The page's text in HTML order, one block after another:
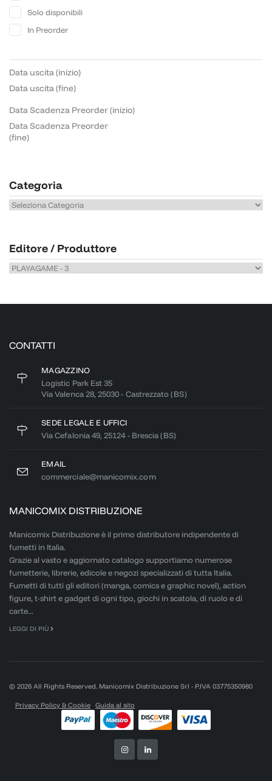
Solo disponibili
In Preorder
Data uscita (inizio)
Data uscita (fine)
Data Scadenza Preorder (inizio)
Data Scadenza Preorder
(fine)
Categoria
Editore / Produttore
CONTATTI
MAGAZZINO
Logistic Park Est 35
Via Valenca 28, 25030 - Castrezzato (BS)
SEDE LEGALE E UFFICI
Via Cefalonia 49, 25124 - Brescia (BS)
EMAIL
commerciale@manicomix.com
MANICOMIX DISTRIBUZIONE
Manicomix Distribuzione è il primo distributore indipendente di
fumetti in Italia.
Grazie al vasto e aggiornato catalogo supportiamo numerose
fumetterie, librerie, edicole e negozi specializzati di tutta Italia.
Fumetti di tutti gli editori (manga, comics e graphic novel), action
figure, t-shirt e gadget di ogni tipo, giochi in scatola, di ruolo e di
carte...
LEGGI DI PIÙ
© 2026 All Rights Reserved. Manicomix Distribuzione Srl - P.IVA 03775350980
Privacy Policy & Cookie Guida al sito